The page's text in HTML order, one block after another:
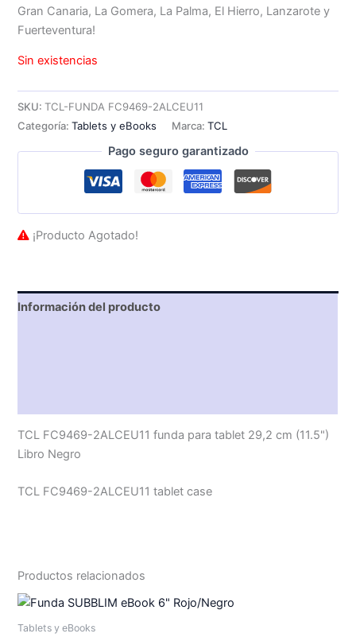
Gran Canaria, La Gomera, La Palma, El Hierro, Lanzarote y
Fuerteventura!
Sin existencias
SKU:TCL-FUNDA FC9469-2ALCEU11
Categoría:Tablets y eBooks Marca:TCL
Pago seguro garantizado
¡Producto Agotado!
Información del producto
TCL FC9469-2ALCEU11 funda para tablet 29,2 cm (11.5")
Libro Negro
TCL FC9469-2ALCEU11 tablet case
Productos relacionados
Tablets y eBooks